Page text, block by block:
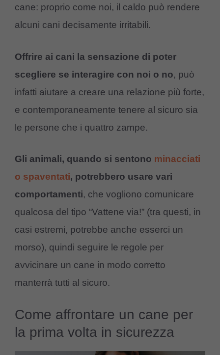
cane: proprio come noi, il caldo può rendere
alcuni cani decisamente irritabili.
Offrire ai cani la sensazione di poter
scegliere se interagire con noi o no, può
infatti aiutare a creare una relazione più forte,
e contemporaneamente tenere al sicuro sia
le persone che i quattro zampe.
Gli animali, quando si sentono minacciati
o spaventati, potrebbero usare vari
comportamenti, che vogliono comunicare
qualcosa del tipo “Vattene via!” (tra questi, in
casi estremi, potrebbe anche esserci un
morso), quindi seguire le regole per
avvicinare un cane in modo corretto
manterrà tutti al sicuro.
Come affrontare un cane per
la prima volta in sicurezza